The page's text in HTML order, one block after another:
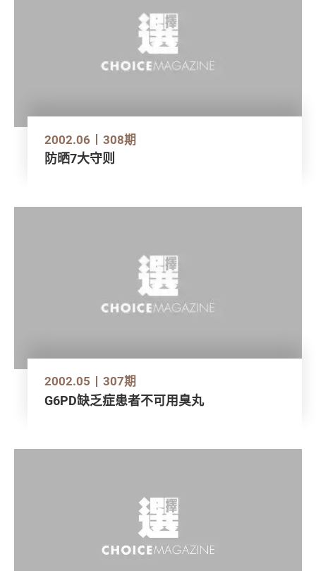
2002.06 308期
防晒7大守则
2002.05 307期
G6PD缺乏症患者不可用臭丸